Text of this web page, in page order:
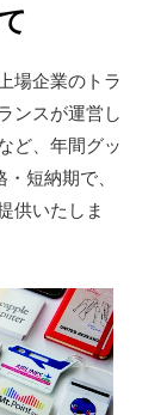
場企業のトラ
ンスが運営し
ど、年間グッ
短納期で、
供いたしま